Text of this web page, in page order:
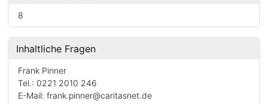
8
Inhaltliche Fragen
Frank Pinner
Tel.: 0221 2010 246
E-Mail: frank.pinner@caritasnet.de